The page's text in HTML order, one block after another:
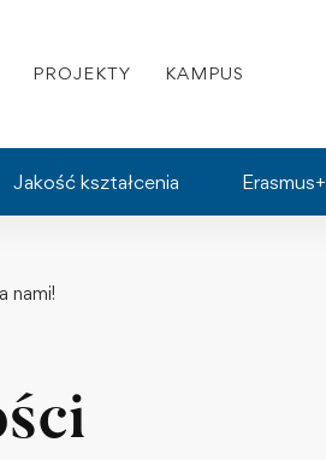
PROJEKTY KAMPUS
Jakość kształcenia Erasmus+
nami!